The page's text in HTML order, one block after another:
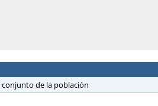
conjunto de la población